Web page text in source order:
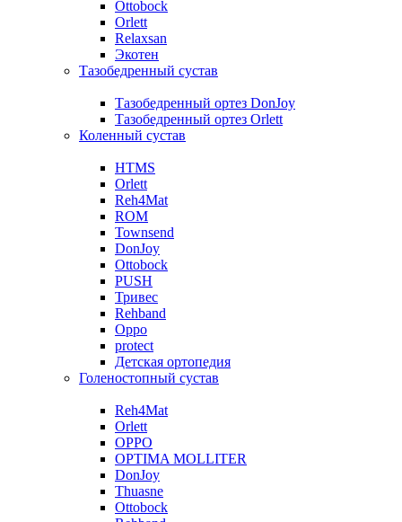
Ottobock
Orlett
Relaxsan
Экотен
Тазобедренный сустав
Тазобедренный ортез DonJoy
Тазобедренный ортез Orlett
Коленный сустав
HTMS
Orlett
Reh4Mat
ROM
Townsend
DonJoy
Ottobock
PUSH
Тривес
Rehband
Oppo
protect
Детская ортопедия
Голеностопный сустав
Reh4Mat
Orlett
OPPO
OPTIMA MOLLITER
DonJoy
Thuasne
Ottobock